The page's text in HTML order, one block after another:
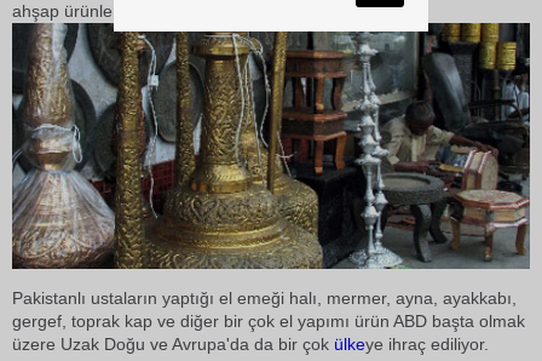
ahşap ürünler halen büyük ilgi görüyor.
Pakistanlı ustaların yaptığı el emeği halı, mermer, ayna, ayakkabı,
gergef, toprak kap ve diğer bir çok el yapımı ürün ABD başta olmak
üzere Uzak Doğu ve Avrupa'da da bir çok ülkeye ihraç ediliyor.